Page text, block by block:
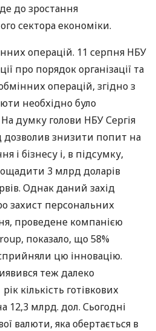
до зростання
сектора економіки.
операцій. 11 серпня НБУ
про порядок організації та
операцій, згідно з
необхідно було
думку голови НБУ Сергія
дозволив знизити попит на
і бізнесу і, в підсумку,
3 млрд доларів
Однак даний захід
захист персональних
проведене компанією
показало, що 58%
цю інновацію.
теж далеко
кількість готівкових
12,3 млрд. дол. Сьогодні
валюти, яка обертається в